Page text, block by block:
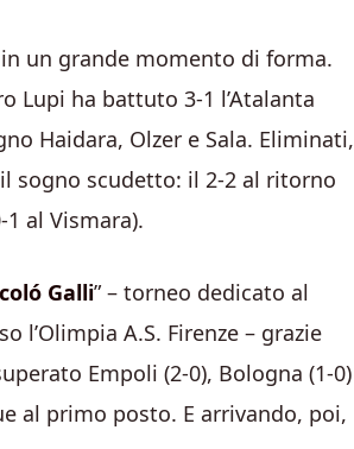
un grande momento di forma.
Lupi ha battuto 3-1 l’Atalanta
Haidara, Olzer e Sala. Eliminati,
sogno scudetto: il 2-2 al ritorno
al Vismara).
Galli” – torneo dedicato al
l’Olimpia A.S. Firenze – grazie
Empoli (2-0), Bologna (1-0)
al primo posto. E arrivando, poi,